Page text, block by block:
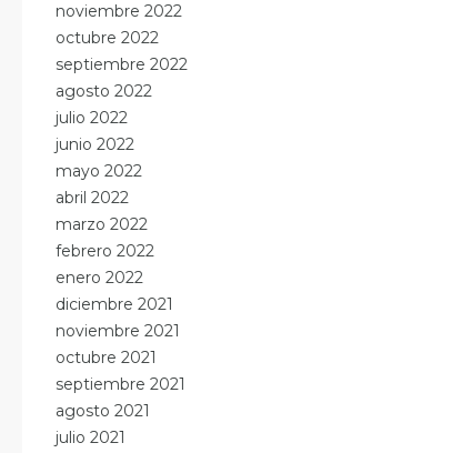
noviembre 2022
octubre 2022
septiembre 2022
agosto 2022
julio 2022
junio 2022
mayo 2022
abril 2022
marzo 2022
febrero 2022
enero 2022
diciembre 2021
noviembre 2021
octubre 2021
septiembre 2021
agosto 2021
julio 2021